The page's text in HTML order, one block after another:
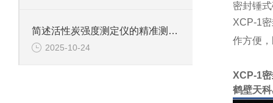
密封锤
XCP-1
作方便
XCP-1
鹤壁天
简述活性炭强度测定仪的精准测试方法
2025-10-24